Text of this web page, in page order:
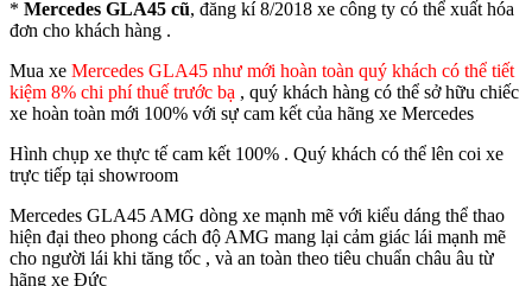
* Mercedes GLA45 cũ, đăng kí 8/2018 xe công ty có thể xuất hóa
đơn cho khách hàng .
Mua xe Mercedes GLA45 như mới hoàn toàn quý khách có thể tiết
kiệm 8% chi phí thuế trước bạ , quý khách hàng có thể sở hữu chiếc
xe hoàn toàn mới 100% với sự cam kết của hãng xe Mercedes
Hình chụp xe thực tế cam kết 100% . Quý khách có thể lên coi xe
trực tiếp tại showroom
Mercedes GLA45 AMG dòng xe mạnh mẽ với kiểu dáng thể thao
hiện đại theo phong cách độ AMG mang lại cảm giác lái mạnh mẽ
cho người lái khi tăng tốc , và an toàn theo tiêu chuẩn châu âu từ
hãng xe Đức